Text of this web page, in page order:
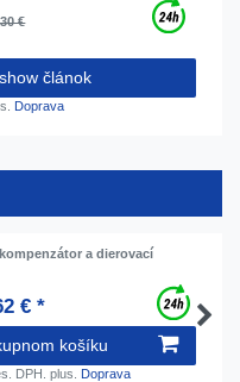
€
show článok
Doprava
a dierovací
€ *
košíku
DPH. plus. Doprava